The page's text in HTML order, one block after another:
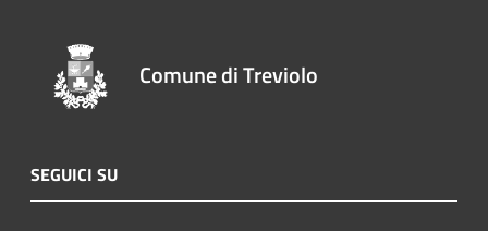
Comune di Treviolo
SEGUICI SU